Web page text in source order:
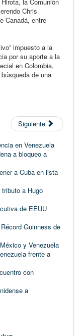
Chris
Canadá, entre
impuesto a la
por su aporte a la
en Colombia,
de una
Siguiente
en Venezuela
a bloqueo a
a Cuba en lista
a Hugo
de EEUU
Guinness de
y Venezuela
frente a
con
a